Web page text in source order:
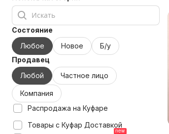
Состояние
Любое
Новое
Б/у
Продавец
Любой
Частное лицо
Компания
Распродажа на Куфаре
Товары с Куфар Доставкой